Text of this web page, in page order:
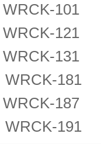
WRCK-101
WRCK-121
WRCK-131
WRCK-181
WRCK-187
WRCK-191